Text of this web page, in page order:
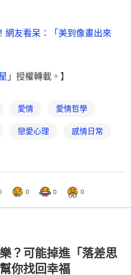
網友看呆：「美到像畫出來
」授權轉載。】
愛情 愛情哲學
戀愛心理 感情日常
0 0 0
？可能掉進「落差思
你找回幸福